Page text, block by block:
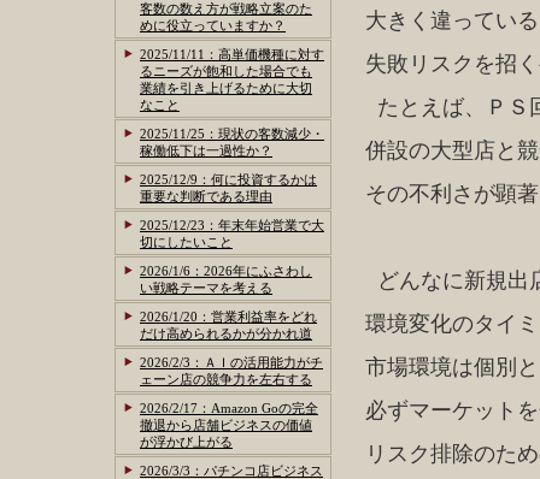
大きく違ってい
失敗リスクを招
たとえば、ＰＳ
併設の大型店と
その不利さが顕
どんなに新規出
環境変化のタイ
市場環境は個別
必ずマーケット
リスク排除のた
客数の数え方が戦略立案のた
めに役立っていますか？
2025/11/11：高単価機種に対す
るニーズが飽和した場合でも
業績を引き上げるために大切
なこと
2025/11/25：現状の客数減少・
稼働低下は一過性か？
2025/12/9：何に投資するかは
重要な判断である理由
2025/12/23：年末年始営業で大
切にしたいこと
2026/1/6：2026年にふさわし
い戦略テーマを考える
2026/1/20：営業利益率をどれ
だけ高められるかが分かれ道
2026/2/3：ＡＩの活用能力がチ
ェーン店の競争力を左右する
2026/2/17：Amazon Goの完全
撤退から店舗ビジネスの価値
が浮かび上がる
2026/3/3：パチンコ店ビジネス